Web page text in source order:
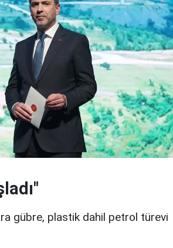
gübre, plastik dahil petrol türevi